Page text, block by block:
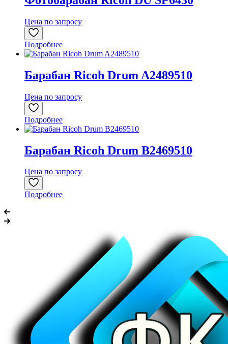
Цена по запросу
Подробнее
Барабан Ricoh Drum A2489510
Цена по запросу
Подробнее
Барабан Ricoh Drum B2469510
Цена по запросу
Подробнее